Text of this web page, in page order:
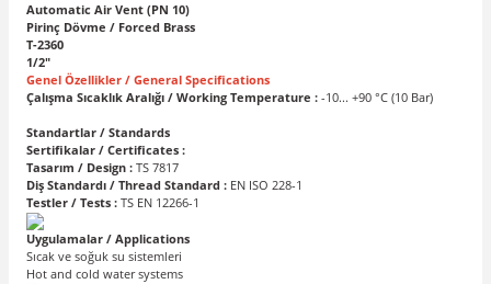
Automatic Air Vent (PN 10)
Pirinç Dövme / Forced Brass
T-2360
1/2"
Genel Özellikler / General Specifications
Çalışma Sıcaklık Aralığı / Working Temperature : -10... +90 °C (10 Bar)
Standartlar / Standards
Sertifikalar / Certificates :
Tasarım / Design : TS 7817
Diş Standardı / Thread Standard : EN ISO 228-1
Testler / Tests : TS EN 12266-1
Uygulamalar / Applications
Sıcak ve soğuk su sistemleri
Hot and cold water systems